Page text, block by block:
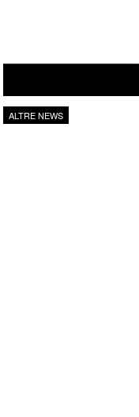
Vai al contenuto
ALTRE NEWS